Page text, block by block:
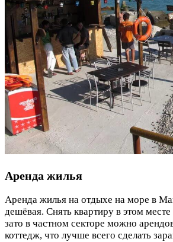
Аренда жилья
Аренда жилья на отдыхе на море в
дешёвая. Снять квартиру в этом
зато в частном секторе можно
коттедж, что лучше всего сделать